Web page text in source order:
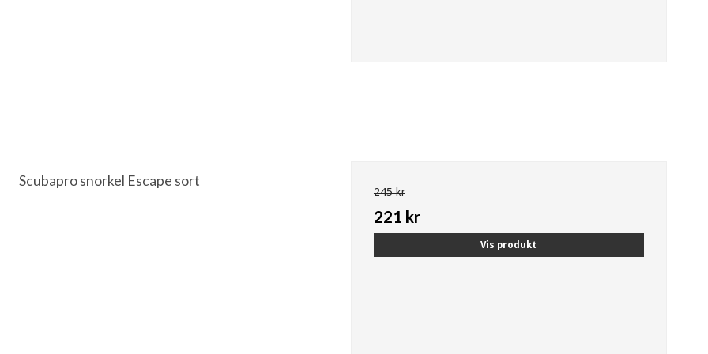
Scubapro snorkel Escape sort
245 kr
221 kr
Vis produkt